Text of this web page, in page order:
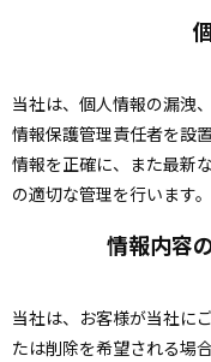
当社は、個人情報の漏洩
情報保護管理責任者を設
情報を正確に、また最新
の適切な管理を行います。
情報内容
当社は、お客様が当社に
たは削除を希望される場